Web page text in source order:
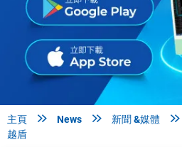
主頁  News  新聞 &媒體 
越盾